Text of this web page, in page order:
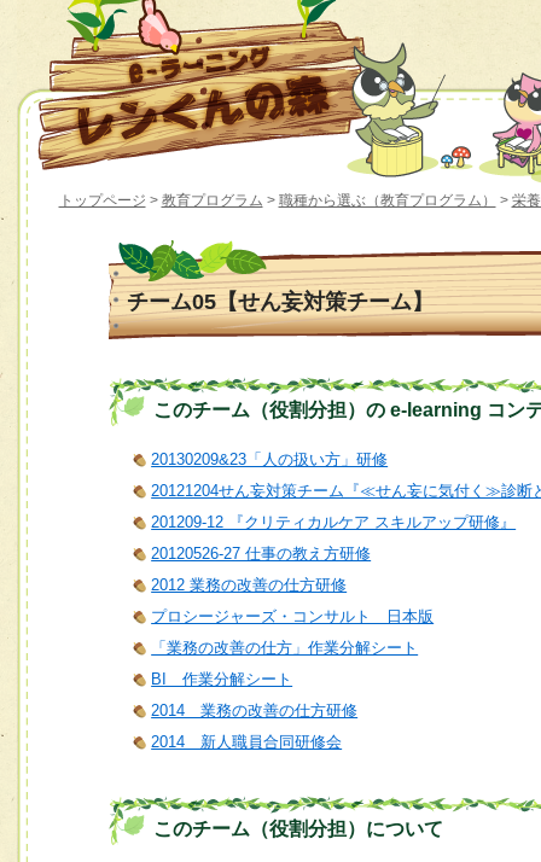
トップページ > 教育プログラム > 職種から選ぶ（教育プログラム） > 栄
チーム05【せん妄対策チーム】
このチーム（役割分担）の e-learning コン
20130209&23「人の扱い方」研修
20121204せん妄対策チーム『≪せん妄に気付く≫診断
201209-12 『クリティカルケア スキルアップ研修』
20120526-27 仕事の教え方研修
2012 業務の改善の仕方研修
プロシージャーズ・コンサルト 日本版
「業務の改善の仕方」作業分解シート
BI 作業分解シート
2014 業務の改善の仕方研修
2014 新人職員合同研修会
このチーム（役割分担）について